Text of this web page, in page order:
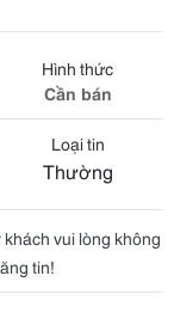
Hình thức
Cần bán
Loại tin
Thường
vui lòng không
tin!